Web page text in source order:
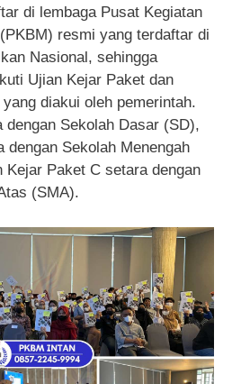
di lembaga Pusat Kegiatan
resmi yang terdaftar di
Nasional, sehingga
Ujian Kejar Paket dan
diakui oleh pemerintah.
dengan Sekolah Dasar (SD),
dengan Sekolah Menengah
Kejar Paket C setara dengan
(SMA).